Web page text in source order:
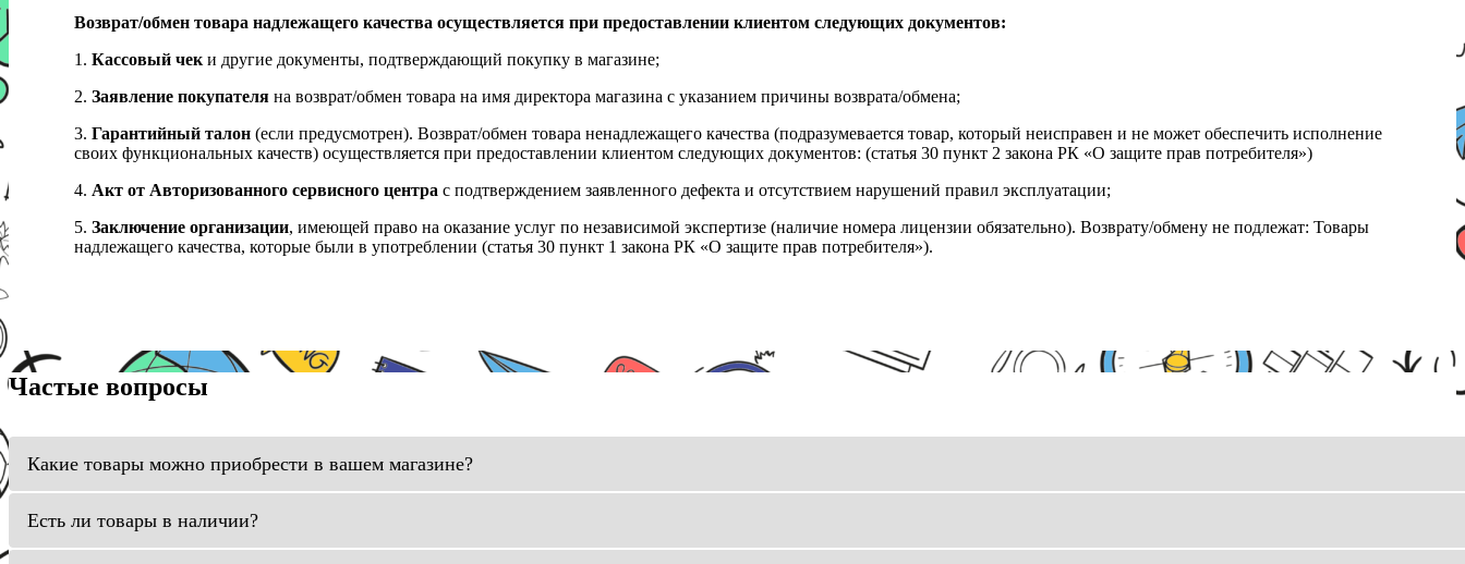
Возврат/обмен товара надлежащего качества осуществляется при предоставлении клиентом следующих документов:
1. Кассовый чек и другие документы, подтверждающий покупку в магазине;
2. Заявление покупателя на возврат/обмен товара на имя директора магазина с указанием причины возврата/обмена;
3. Гарантийный талон (если предусмотрен). Возврат/обмен товара ненадлежащего качества (подразумевается товар, который неисправен и не может обеспечить исполнение
своих функциональных качеств) осуществляется при предоставлении клиентом следующих документов: (статья 30 пункт 2 закона РК «О защите прав потребителя»)
4. Акт от Авторизованного сервисного центра с подтверждением заявленного дефекта и отсутствием нарушений правил эксплуатации;
5. Заключение организации, имеющей право на оказание услуг по независимой экспертизе (наличие номера лицензии обязательно). Возврату/обмену не подлежат: Товары
надлежащего качества, которые были в употреблении (статья 30 пункт 1 закона РК «О защите прав потребителя»).
Частые вопросы
Какие товары можно приобрести в вашем магазине?
Есть ли товары в наличии?